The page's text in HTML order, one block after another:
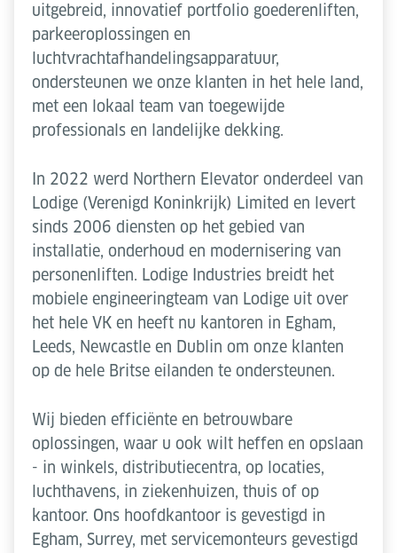
uitgebreid, innovatief portfolio goederenliften,
parkeeroplossingen en
luchtvrachtafhandelingsapparatuur,
ondersteunen we onze klanten in het hele land,
met een lokaal team van toegewijde
professionals en landelijke dekking.
In 2022 werd Northern Elevator onderdeel van
Lodige (Verenigd Koninkrijk) Limited en levert
sinds 2006 diensten op het gebied van
installatie, onderhoud en modernisering van
personenliften. Lodige Industries breidt het
mobiele engineeringteam van Lodige uit over
het hele VK en heeft nu kantoren in Egham,
Leeds, Newcastle en Dublin om onze klanten
op de hele Britse eilanden te ondersteunen.
Wij bieden efficiënte en betrouwbare
oplossingen, waar u ook wilt heffen en opslaan
- in winkels, distributiecentra, op locaties,
luchthavens, in ziekenhuizen, thuis of op
kantoor. Ons hoofdkantoor is gevestigd in
Egham, Surrey, met servicemonteurs gevestigd